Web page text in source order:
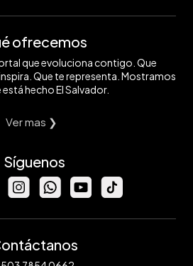
ofrecemos
que evoluciona contigo. Que
Que te representa. Mostramos
hecho El Salvador.
Ver mas ❯
Síguenos